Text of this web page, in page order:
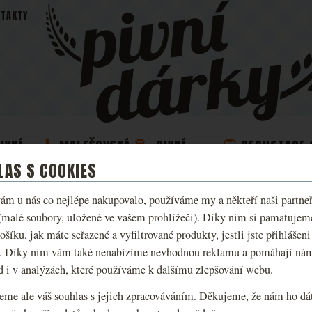
S COOKIES
u nás co nejlépe nakupovalo, používáme my a někteří naši
soubory, uložené ve vašem prohlížeči). Díky nim si
jak máte seřazené a vyfiltrované produkty, jestli jste
Díky nim vám také nenabízíme nevhodnou reklamu a pomáhají
i v analýzách, které používáme k dalšímu zlepšování webu.
ale váš souhlas s jejich zpracováváním. Děkujeme, že nám ho
TRIČKO KINGDOM
LIVE KUTNÁ HORA
Limitovaná trička na motivy hry
různých variantách dle reálných
MALEŠOVSKÁ
PIVA
PIVNÍ DEGUSTACE